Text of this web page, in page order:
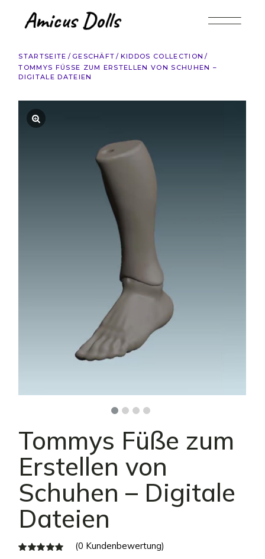
springen
STARTSEITE GESCHÄFT
KIDDOS COLLECTION
TOMMYS FÜSSE ZUM ERSTELLEN VON SCHUHEN – D
IGITALE DATEIEN
Tommys Füße zum
Erstellen von
Schuhen – Digitale
Dateien
(0 Kundenbewertung)